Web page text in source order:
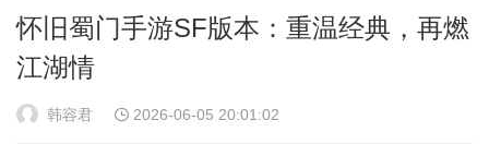
怀旧蜀门手游SF版本：重温经典，再燃
江湖情
韩容君 2026-06-05 20:01:02